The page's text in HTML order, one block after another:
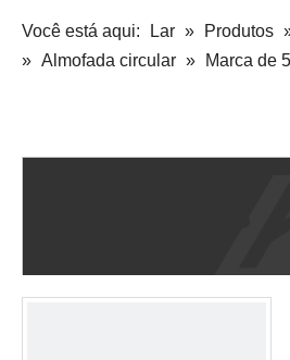
Você está aqui: Lar » Produtos
» Almofada circular » Marca de